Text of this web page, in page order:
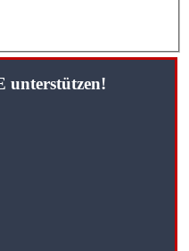
unterstützen!